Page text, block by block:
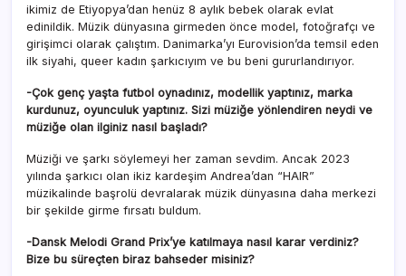
ikimiz de Etiyopya’dan henüz 8 aylık bebek olarak evlat
edinildik. Müzik dünyasına girmeden önce model, fotoğrafçı ve
girişimci olarak çalıştım. Danimarka’yı Eurovision’da temsil eden
ilk siyahi, queer kadın şarkıcıyım ve bu beni gururlandırıyor.
-Çok genç yaşta futbol oynadınız, modellik yaptınız, marka
kurdunuz, oyunculuk yaptınız. Sizi müziğe yönlendiren neydi ve
müziğe olan ilginiz nasıl başladı?
Müziği ve şarkı söylemeyi her zaman sevdim. Ancak 2023
yılında şarkıcı olan ikiz kardeşim Andrea’dan “HAIR”
müzikalinde başrolü devralarak müzik dünyasına daha merkezi
bir şekilde girme fırsatı buldum.
-Dansk Melodi Grand Prix’ye katılmaya nasıl karar verdiniz?
Bize bu süreçten biraz bahseder misiniz?